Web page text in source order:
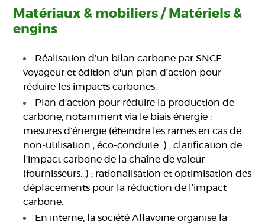
Matériaux & mobiliers / Matériels &
engins
Réalisation d’un bilan carbone par SNCF
voyageur et édition d'un plan d’action pour
réduire les impacts carbones.
Plan d’action pour réduire la production de
carbone, notamment via le biais énergie :
mesures d’énergie (éteindre les rames en cas de
non-utilisation ; éco-conduite…) ; clarification de
l’impact carbone de la chaîne de valeur
(fournisseurs…) ; rationalisation et optimisation des
déplacements pour la réduction de l’impact
carbone.
En interne, la société Allavoine organise la